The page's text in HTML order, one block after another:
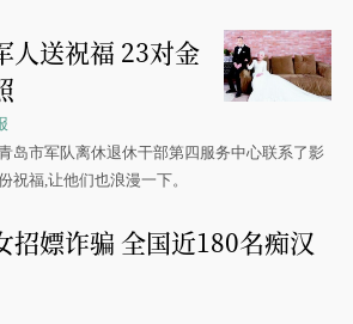
人送祝福 23对金
岛市军队离休退休干部第四服务中心联系了影
祝福,让他们也浪漫一下。
招嫖诈骗 全国近180名痴汉